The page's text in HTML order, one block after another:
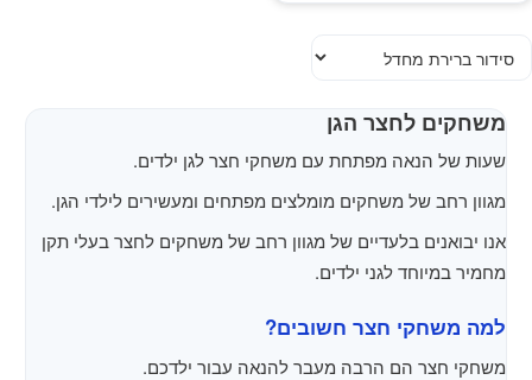
משחקים לחצר הגן
שעות של הנאה מפתחת עם משחקי חצר לגן ילדים.
מגוון רחב של משחקים מומלצים מפתחים ומעשירים לילדי הגן.
אנו יבואנים בלעדיים של מגוון רחב של משחקים לחצר בעלי תקן
מחמיר במיוחד לגני ילדים.
למה משחקי חצר חשובים?
משחקי חצר הם הרבה מעבר להנאה עבור ילדכם.